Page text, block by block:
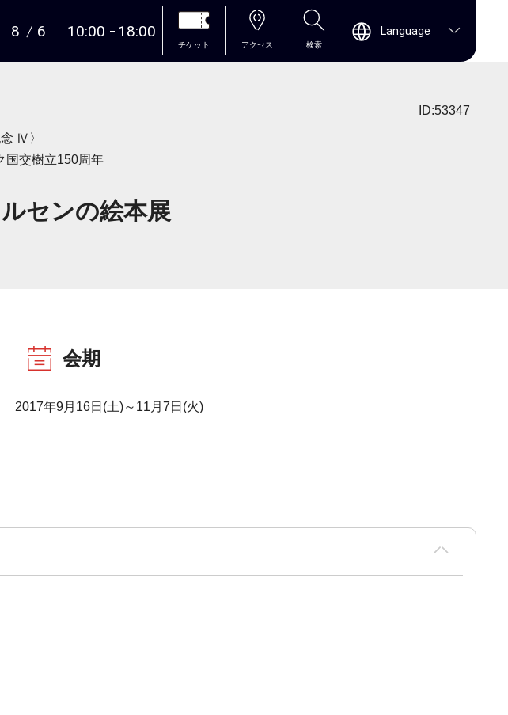
8 6 10:00 18:00
チケット アクセス 検索
Language
ID:53347
Ⅳ〉
国交樹立150周年
センの絵本展
会期
2017年9月16日(土)～11月7日(火)